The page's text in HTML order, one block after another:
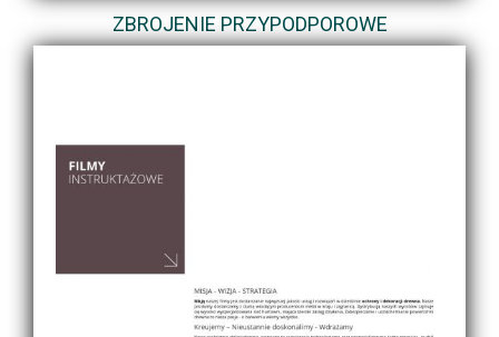
ZBROJENIE PRZYPODPOROWE